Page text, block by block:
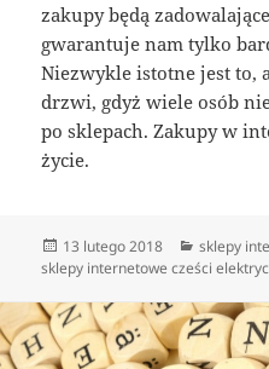
zakupy będą
gwarantuje nam tylko
Niezwykle istotne jest to,
drzwi, gdyż wiele osób
po sklepach. Zakupy w
życie.
Data
publikacji
13 lutego 2018 Kategorie
sklepy
sklepy internetowe cześci